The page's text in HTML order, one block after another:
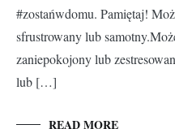
#zostańwdomu. Pamiętaj!
sfrustrowany lub
zaniepokojony lub
lub […]
READ MORE